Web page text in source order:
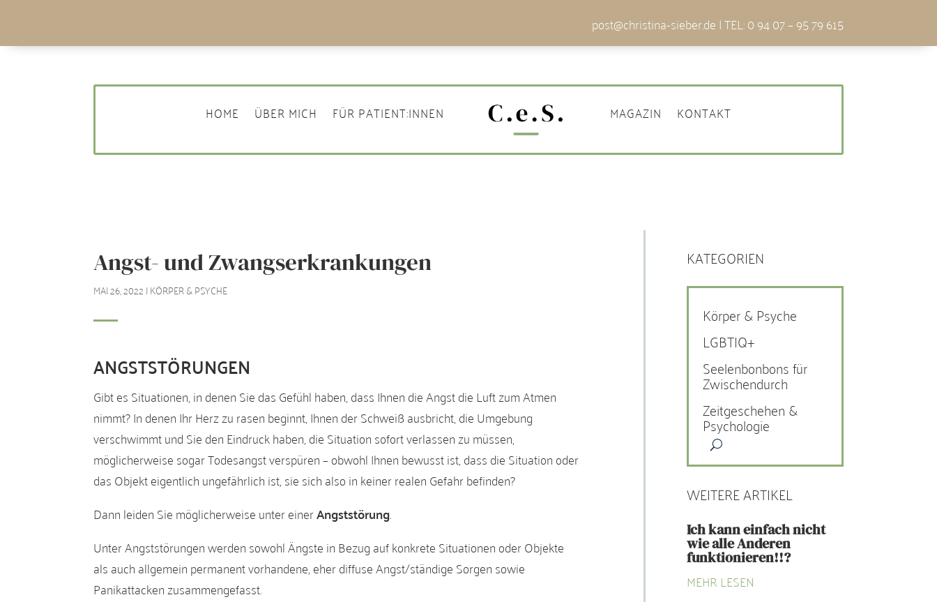
post@christina-sieber.de | TEL: 0 94 07 – 95 79 615
HOME ÜBER MICH FÜR PATIENT:INNEN MAGAZIN KONTAKT
Angst- und Zwangserkrankungen
MAI 26, 2022 | KÖRPER & PSYCHE
ANGSTSTÖRUNGEN
Gibt es Situationen, in denen Sie das Gefühl haben, dass Ihnen die Angst die Luft zum Atmen
nimmt? In denen Ihr Herz zu rasen beginnt, Ihnen der Schweiß ausbricht, die Umgebung
verschwimmt und Sie den Eindruck haben, die Situation sofort verlassen zu müssen,
möglicherweise sogar Todesangst verspüren – obwohl Ihnen bewusst ist, dass die Situation oder
das Objekt eigentlich ungefährlich ist, sie sich also in keiner realen Gefahr befinden?
Dann leiden Sie möglicherweise unter einerAngststörung.
Unter Angststörungen werden sowohl Ängste in Bezug auf konkrete Situationen oder Objekte
als auch allgemein permanent vorhandene, eher diffuse Angst/ständige Sorgen sowie
Panikattacken zusammengefasst.
KATEGORIEN
Körper & Psyche
LGBTIQ+
Seelenbonbons für
Zwischendurch
Zeitgeschehen &
Psychologie
WEITERE ARTIKEL
Ich kann einfach nicht
wie alle Anderen
funktionieren!!?
MEHR LESEN